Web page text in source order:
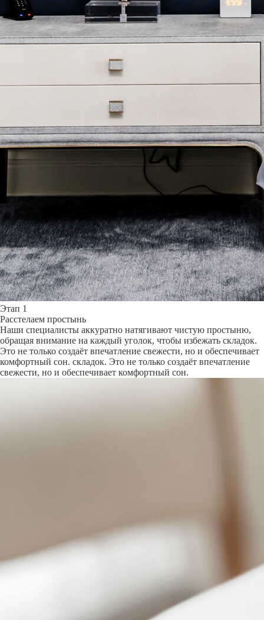
Этап 1
Расстелаем простынь
Наши специалисты аккуратно натягивают чистую простыню,
обращая внимание на каждый уголок, чтобы избежать складок.
Это не только создаёт впечатление свежести, но и обеспечивает
комфортный сон. складок. Это не только создаёт впечатление
свежести, но и обеспечивает комфортный сон.